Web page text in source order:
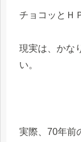
チョコッとＨ
現実は、かな
い。
実際、70年前